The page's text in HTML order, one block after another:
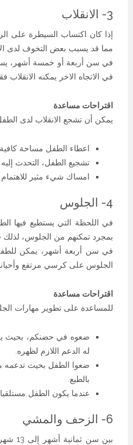
3- الانقلاب
إذا كان اكتساب السيطرة على
مما قد يسبب بعض التخوف لدى
في سن أربعة أو خمسة أشهر،
في الاتجاه الاخر يمكنه
اقتراحات مساعدة
يمكن أن تشجع الانقلاب لدى
اعطاء الطفل مساحة
تشجيع الطفل، التحدث إليه
امساك شيء مثير
4- الجلوس
في اللحظة التي يستطيع فيها
بمجرد تمكنهم من الجلوس، لذلك
في سن أربعة أشهر، يمكن
الجلوس على كرسي مرتفع
اقتراحات مساعدة
للمساعدة على تطوير مهارات
ضعوه في حضنكم، بحيث
له الدعم اللازم لظهره.
ضعوا الطفل بحيث تدعمه
بالطبع.
عندما يكون الطفل
6- الزحف والمشي
بين